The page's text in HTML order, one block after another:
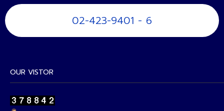
02-423-9401 - 6
OUR VISTOR